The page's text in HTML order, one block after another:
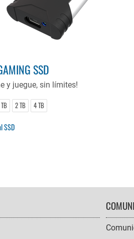
SSD
y juegue, sin límites!
2 TB 4 TB
SSD